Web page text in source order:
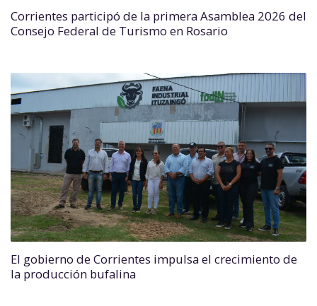
Corrientes participó de la primera Asamblea 2026 del
Consejo Federal de Turismo en Rosario
El gobierno de Corrientes impulsa el crecimiento de
la producción bufalina